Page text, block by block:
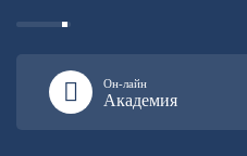
Он-лайн
Академия